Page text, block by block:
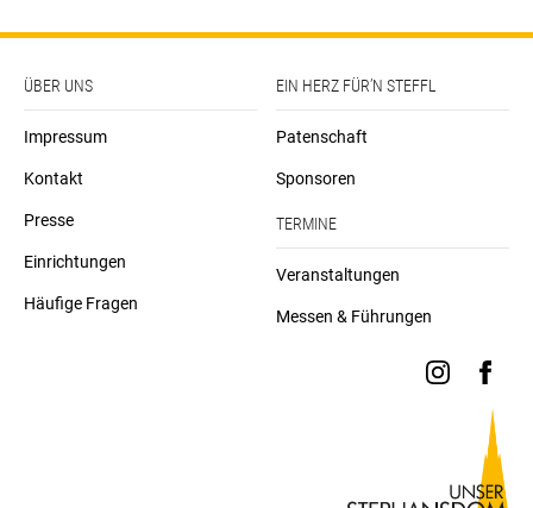
ÜBER UNS
Impressum
Kontakt
Presse
Einrichtungen
Häufige Fragen
EIN HERZ FÜR’N STEFFL
Patenschaft
Sponsoren
TERMINE
Veranstaltungen
Messen & Führungen